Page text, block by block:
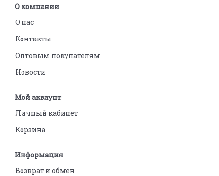
О компании
О нас
Контакты
Оптовым покупателям
Новости
Мой аккаунт
Личный кабинет
Корзина
Информация
Возврат и обмен